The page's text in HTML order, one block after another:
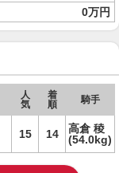
0万円
人
気
着
順
騎手
15 14
高倉 稜
(54.0kg)